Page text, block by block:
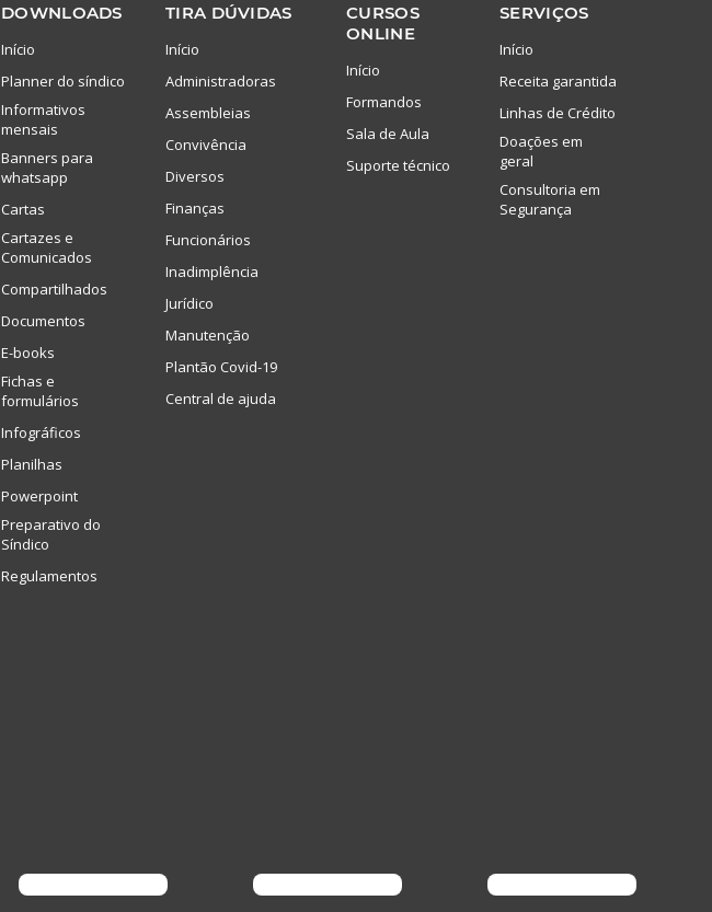
DOWNLOADS
Início
Planner do síndico
Informativos
mensais
Banners para
whatsapp
Cartas
Cartazes e
Comunicados
Compartilhados
Documentos
E-books
Fichas e
formulários
Infográficos
Planilhas
Powerpoint
Preparativo do
Síndico
Regulamentos
TIRA DÚVIDAS
Início
Administradoras
Assembleias
Convivência
Diversos
Finanças
Funcionários
Inadimplência
Jurídico
Manutenção
Plantão Covid-19
Central de ajuda
CURSOS
ONLINE
Início
Formandos
Sala de Aula
Suporte técnico
SERVIÇOS
Início
Receita garantida
Linhas de Crédito
Doações em
geral
Consultoria em
Segurança